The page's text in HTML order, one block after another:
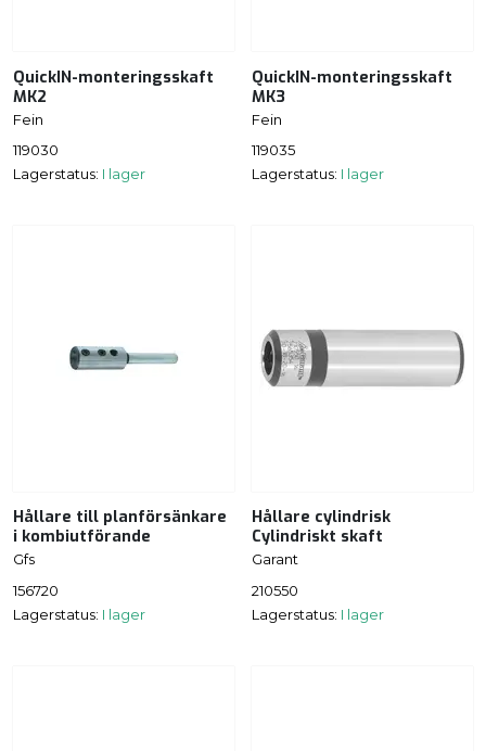
QuickIN-monteringsskaft
MK2
Fein
119030
Lagerstatus: I lager
QuickIN-monteringsskaft
MK3
Fein
119035
Lagerstatus: I lager
Hållare till planförsänkare
i kombiutförande
Gfs
156720
Lagerstatus: I lager
Hållare cylindrisk
Cylindriskt skaft
Garant
210550
Lagerstatus: I lager